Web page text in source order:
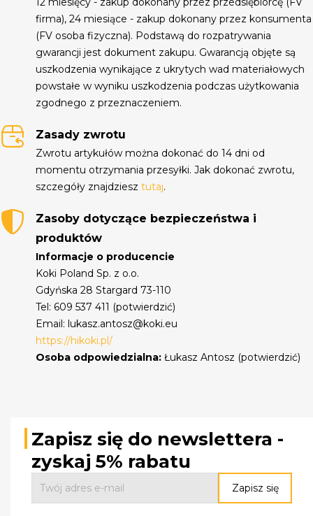
firma), 24 miesiące - zakup dokonany przez konsumenta
(FV osoba fizyczna). Podstawą do rozpatrywania
gwarancji jest dokument zakupu. Gwarancją objęte są
uszkodzenia wynikające z ukrytych wad materiałowych
powstałe w wyniku uszkodzenia podczas użytkowania
zgodnego z przeznaczeniem.
Zasady zwrotu
Zwrotu artykułów można dokonać do 14 dni od
momentu otrzymania przesyłki. Jak dokonać zwrotu,
szczegóły znajdziesztutaj.
Zasoby dotyczące bezpieczeństwa i
produktów
Informacje o producencie
Koki Poland Sp. z o.o.
Gdyńska 28 Stargard 73-110
Tel: 609 537 411 (potwierdzić)
Email: lukasz.antosz@koki.eu
https://hikoki.pl/
Osoba odpowiedzialna: Łukasz Antosz (potwierdzić)
Zapisz się do newslettera -
zyskaj 5% rabatu